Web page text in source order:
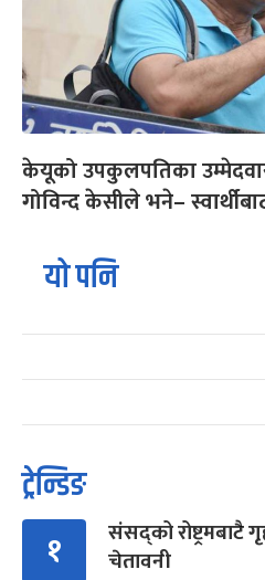
केयूको उपकुलपतिका
गोविन्द केसीले भने–
यो पनि
ट्रेन्डिङ
१
संसद्को रोष्ट्रमबाटै
चेतावनी